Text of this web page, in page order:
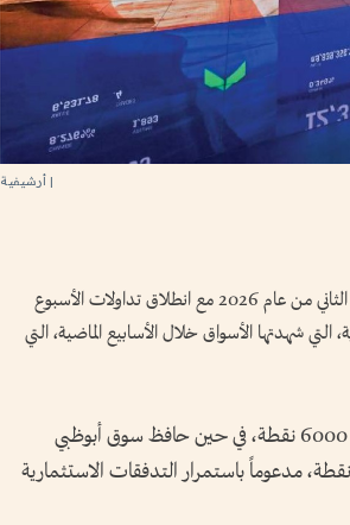
| أرشيفية
تترقب أسواق الأسهم في الإمارات نتائج أعمال الشركات للربع الثاني من عام 2026 مع انطلاق تداولات الأسبوع
شهدتها الأسواق خلال الأسابيع الماضية، التي
واقتربت من 6200 نقطة قبل أن تستقر فوق مستوى 6000 نقطة، في حين حافظ سوق أبوظبي
للأوراق المالية على مستويات دعم رئيسية عند 9900 نقطة، مدعوماً باستمرار التدفقات الاستثمارية